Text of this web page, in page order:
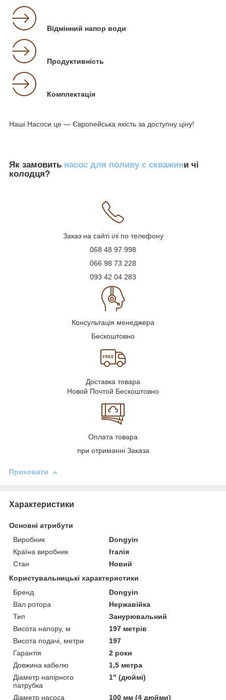
Відмінний напор води
Продуктивність
Комплектація
Наші Насоси це — Європейська якість за доступну ціну!
Як замовить насос для поливу с скважини чі
колодця?
Заказ на сайті ілі по телефону
068 48 97 998
066 98 73 228
093 42 04 283
Консультація менеджера
Бескоштовно
Доставка товара
Новой Почтой Бескоштовно
Оплата товара
при отриманні Заказа
Приховати
Характеристики
Основні атрибути
Виробник
Dongyin
Країна виробник
Італія
Стан
Новий
Користувальницькі характеристики
Бренд
Dongyin
Вал ротора
Нержавійка
Тип
Занурювальний
Висота напору, м
197 метрів
Висота подачі, метри
197
Гарантія
2 роки
Довжина кабелю
1,5 метра
Діаметр напірного
патрубка
1" (дюймі)
Діаметр насоса 100 мм (4 дюйми)